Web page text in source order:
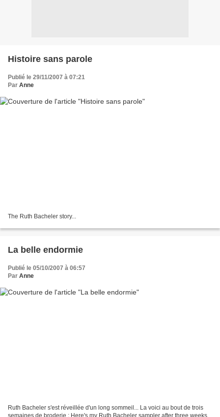
Histoire sans parole
Publié le 29/11/2007 à 07:21
Par Anne
The Ruth Bacheler story...
La belle endormie
Publié le 05/10/2007 à 06:57
Par Anne
Ruth Bacheler s'est réveillée d'un long sommeil... La voici au bout de trois
semaines de broderie : Here's my Ruth Bacheler sampler after three weeks